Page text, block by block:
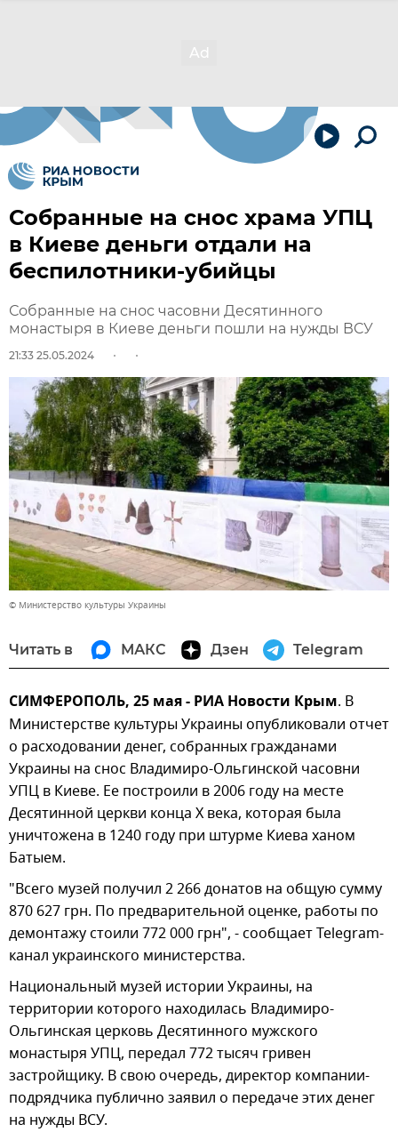
Собранные на снос храма УПЦ
в Киеве деньги отдали на
беспилотники-убийцы
Собранные на снос часовни Десятинного
монастыря в Киеве деньги пошли на нужды ВСУ
21:33 25.05.2024
© Министерство культуры Украины
Читать в МАКС Дзен Telegram
СИМФЕРОПОЛЬ, 25 мая - РИА Новости Крым. В
Министерстве культуры Украины опубликовали отчет
о расходовании денег, собранных гражданами
Украины на снос Владимиро-Ольгинской часовни
УПЦ в Киеве. Ее построили в 2006 году на месте
Десятинной церкви конца X века, которая была
уничтожена в 1240 году при штурме Киева ханом
Батыем.
"Всего музей получил 2 266 донатов на общую сумму
870 627 грн. По предварительной оценке, работы по
демонтажу стоили 772 000 грн", - сообщает Telegram-
канал украинского министерства.
Национальный музей истории Украины, на
территории которого находилась Владимиро-
Ольгинская церковь Десятинного мужского
монастыря УПЦ, передал 772 тысяч гривен
застройщику. В свою очередь, директор компании-
подрядчика публично заявил о передаче этих денег
на нужды ВСУ.